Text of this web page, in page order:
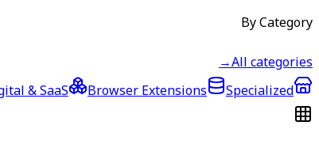
By Category
All categories
→
& SaaS Browser Extensions Specialized